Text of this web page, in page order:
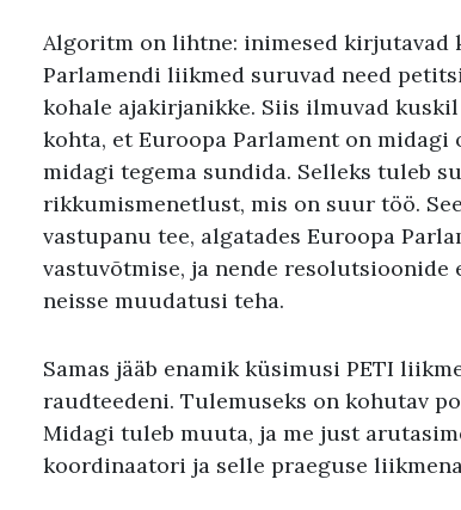
Algoritm on lihtne: inimesed kirjutavad
Parlamendi liikmed suruvad need
kohale ajakirjanikke. Siis ilmuvad
kohta, et Euroopa Parlament on
midagi tegema sundida. Selleks tuleb
rikkumismenetlust, mis on suur töö.
vastupanu tee, algatades Euroopa
vastuvõtmise, ja nende
neisse muudatusi teha.
Samas jääb enamik küsimusi PETI
raudteedeni. Tulemuseks on kohutav
Midagi tuleb muuta, ja me just
koordinaatori ja selle praeguse